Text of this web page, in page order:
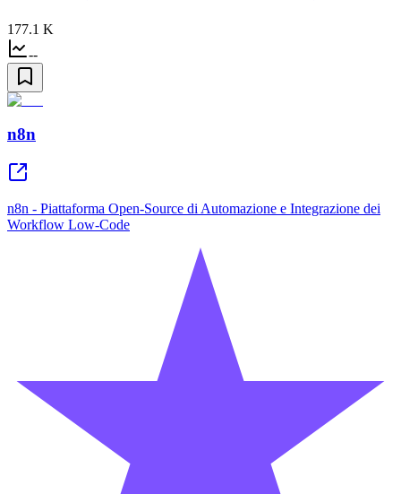
177.1 K
--
n8n
n8n - Piattaforma Open-Source di Automazione e Integrazione dei
Workflow Low-Code